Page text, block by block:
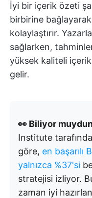
İyi bir içerik özeti
birbirine bağlayarak
kolaylaştırır.
sağlarken,
yüksek kaliteli
gelir.
👀 Biliyor
Institute
göre, en başarılı
yalnızca %37'si
stratejisi izliyor.
zaman iyi